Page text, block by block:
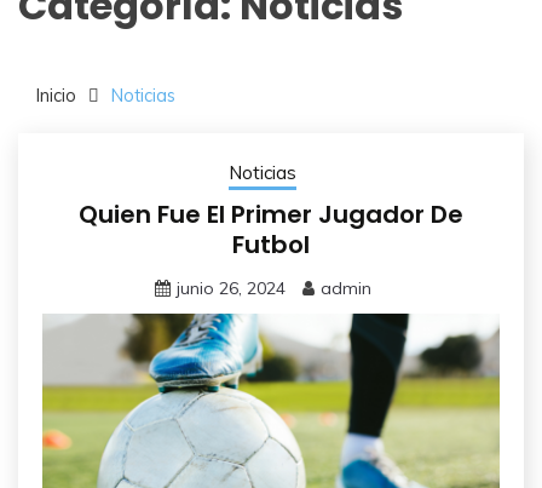
Inicio Noticias
Noticias
Quien Fue El Primer Jugador De
Futbol
junio 26, 2024 admin